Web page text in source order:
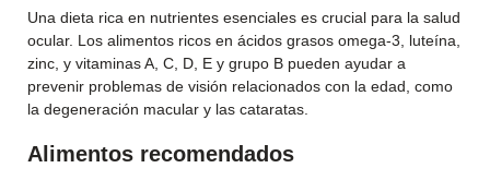
Una dieta rica en nutrientes esenciales es crucial para la salud
ocular. Los alimentos ricos en ácidos grasos omega-3, luteína,
zinc, y vitaminas A, C, D, E y grupo B pueden ayudar a
prevenir problemas de visión relacionados con la edad, como
la degeneración macular y las cataratas.
Alimentos recomendados